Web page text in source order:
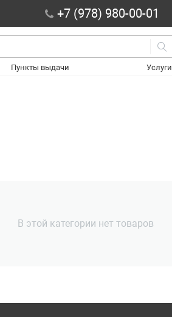
+7 (978) 980-00-01
Пункты выдачи Услуги
В этой категории нет товаров